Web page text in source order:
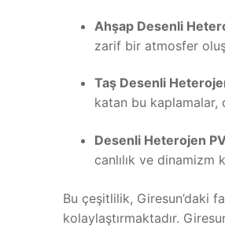
Ahşap Desenli
zarif bir atmosfer
Taş Desenli
katan bu kaplamalar,
Desenli Heterojen
canlılık ve dinamizm
Bu çeşitlilik, Giresun’daki
kolaylaştırmaktadır.